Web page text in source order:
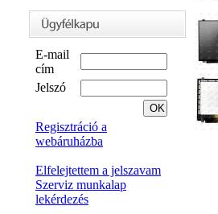
E-mail
cím
Jelszó
Regisztráció a
webáruházba
Elfelejtettem a jelszavam
Szerviz munkalap
lekérdezés